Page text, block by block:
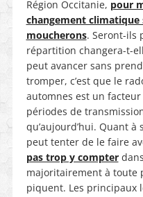
Région Occitanie, pour
changement
moucherons. Seront-ils
répartition changera-t-
peut avancer sans
tromper, c’est que le
automnes est un
périodes de
qu’aujourd’hui. Quant à
peut tenter de le faire
pas trop y compter
majoritairement à toute
piquent. Les principaux